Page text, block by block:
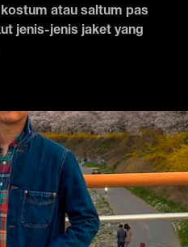
atau saltum pas
jenis-jenis jaket yang